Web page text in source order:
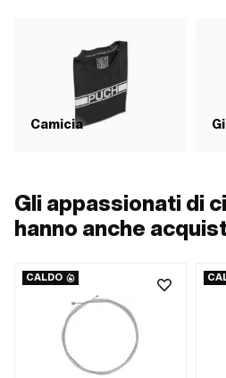
Camicia
Gli appassionati di
hanno anche
CALDO